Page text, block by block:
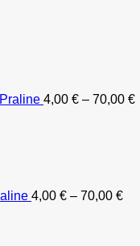
4,00 € – 70,00 €
4,00 € – 70,00 €